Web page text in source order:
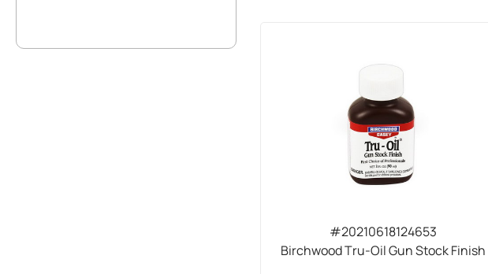
#20210618124653
Birchwood Tru-Oil Gun Stock Finish